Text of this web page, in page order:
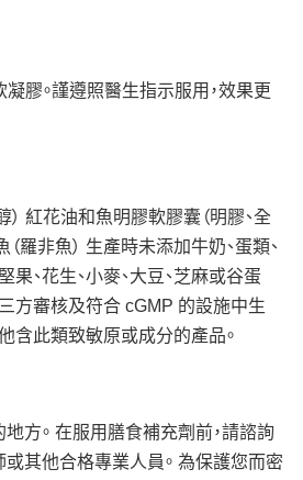
膠。謹遵照醫生指示服用，效果更
） 紅花油和魚明膠軟膠囊（明膠、全
（羅非魚） 生產時未添加牛奶、蛋類、
果、花生、小麥、大豆、芝麻或谷蛋
三方審核及符合 cGMP 的設施中生
含此類致敏原或成分的產品。
方。 在服用膳食補充劑前，請諮詢
或其他合格專業人員。 為保護您而密